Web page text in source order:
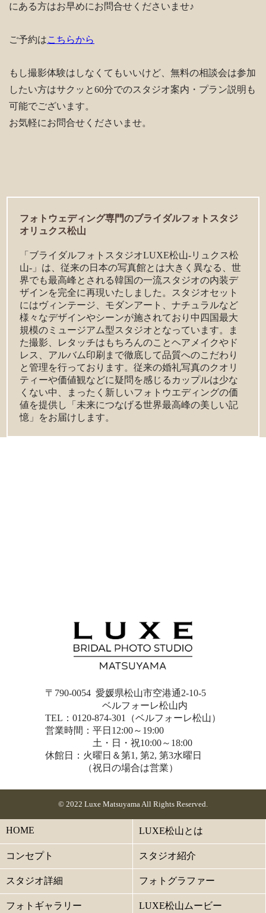
にある方はお早めにお問合せくださいませ♪
ご予約はこちらから
もし撮影体験はしなくてもいいけど、無料の相談会は参加
したい方はサクッと60分でのスタジオ案内・プラン説明も
可能でございます。
お気軽にお問合せくださいませ。
フォトウェディング専門のブライダルフォトスタジ
オリュクス松山
「ブライダルフォトスタジオLUXE松山-リュクス松
山-」は、従来の日本の写真館とは大きく異なる、世
界でも最高峰とされる韓国の一流スタジオの内装デ
ザインを完全に再現いたしました。スタジオセット
にはヴィンテージ、モダンアート、ナチュラルなど
様々なデザインやシーンが施されており中四国最大
規模のミュージアム型スタジオとなっています。ま
た撮影、レタッチはもちろんのことヘアメイクやド
レス、アルバム印刷まで徹底して品質へのこだわり
と管理を行っております。従来の婚礼写真のクオリ
ティーや価値観などに疑問を感じるカップルは少な
くない中、まったく新しいフォトウエディングの価
値を提供し「未来につなげる世界最高峰の美しい記
憶」をお届けします。
〒790-0054 愛媛県松山市空港通2-10-5
ベルフォーレ松山内
TEL：0120-874-301（ベルフォーレ松山）
営業時間：平日12:00～19:00
土・日・祝10:00～18:00
休館日：火曜日＆第1, 第2, 第3水曜日
（祝日の場合は営業）
© 2022 Luxe Matsuyama All Rights Reserved.
HOME LUXE松山とは
コンセプト スタジオ紹介
スタジオ詳細 フォトグラファー
フォトギャラリー LUXE松山ムービー